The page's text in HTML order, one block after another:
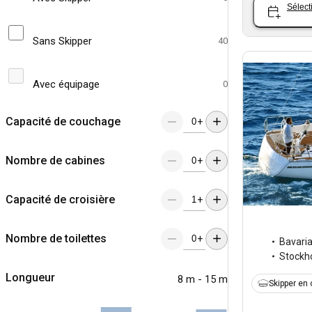
Sans Skipper 40
Avec équipage 0
Capacité de couchage +
Nombre de cabines +
Capacité de croisière +
Nombre de toilettes +
Longueur 8 m - 15 m
Bavaria
Skipper en